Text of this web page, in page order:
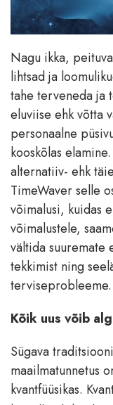
Nagu ikka,
lihtsad ja
tahe terveneda ja
eluviise ehk võtta
personaalne
kooskõlas
alternatiiv- ehk
TimeWaver selle
võimalusi, kuidas
võimalustele,
vältida
tekkimist ning
terviseprobleeme.
Kõik uus võib
Sügava
maailmatunnetus
kvantfüüsikas.